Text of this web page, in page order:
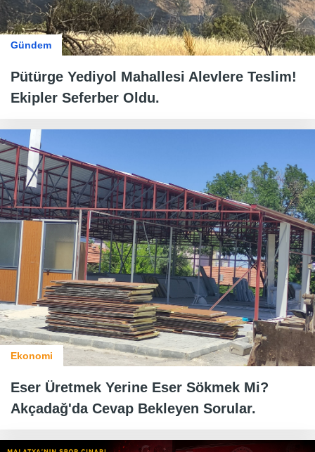
Gündem
Pütürge Yediyol Mahallesi Alevlere Teslim!
Ekipler Seferber Oldu.
Ekonomi
Eser Üretmek Yerine Eser Sökmek Mi?
Akçadağ'da Cevap Bekleyen Sorular.